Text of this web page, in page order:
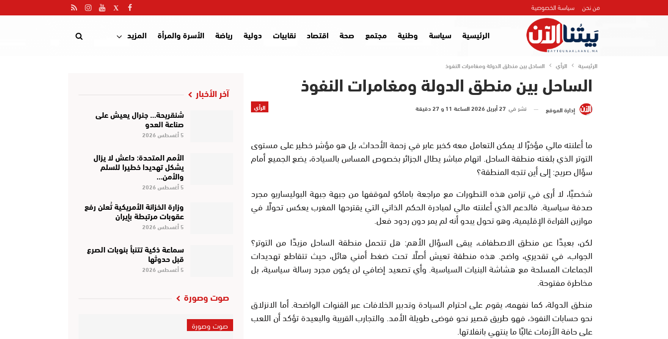
من نحن سياسة الخصوصية
الرئيسية سياسة وطنية مجتمع صحة اقتصاد نقابيات دولية رياضة الأسرة والمرأة المزيد
الرئيسية الرأي الساحل بين منطق الدولة ومغامرات النفوذ
الساحل بين منطق الدولة ومغامرات النفوذ
الرأي إدارة الموقع نشر في 27 أبريل 2026 الساعة 11 و 27 دقيقة
ما أعلنته مالي مؤخرًا لا يمكن التعامل معه كخبر عابر في زحمة الأحداث، بل هو مؤشر خطير على مستوى
التوتر الذي بلغته منطقة الساحل. اتهام مباشر يطال الجزائر بخصوص المساس بالسيادة، يضع الجميع أمام
سؤال صريح: إلى أين تتجه المنطقة؟
شخصيًا، لا أرى في تزامن هذه التطورات مع مراجعة باماكو لموقفها من جبهة جبهة البوليساريو مجرد
صدفة سياسية. فالدعم الذي أعلنته مالي لمبادرة الحكم الذاتي التي يقترحها المغرب يعكس تحولًا في
موازين القراءة الإقليمية، وهو تحول يبدو أنه لم يمر دون ردود فعل.
لكن، بعيدًا عن منطق الاصطفاف، يبقى السؤال الأهم: هل تتحمل منطقة الساحل مزيدًا من التوتر؟
الجواب، في تقديري، واضح. هذه منطقة تعيش أصلًا تحت ضغط أمني هائل، حيث تتقاطع تهديدات
الجماعات المسلحة مع هشاشة البنيات السياسية. وأي تصعيد إضافي لن يكون مجرد رسالة سياسية، بل
مخاطرة مفتوحة.
منطق الدولة، كما نفهمه، يقوم على احترام السيادة وتدبير الخلافات عبر القنوات الواضحة. أما الانزلاق
نحو حسابات النفوذ، فهو طريق قصير نحو فوضى طويلة الأمد. والتجارب القريبة والبعيدة تؤكد أن اللعب
على حافة الأزمات غالبًا ما ينتهي بانفلاتها.
آخر الأخبار
شنقريحة… جنرال يعيش على
صناعة العدو
5 أغسطس 2026
الأمم المتحدة: داعش لا يزال
يشكل تهديدا خطيرا للسلم
والأمن…
5 أغسطس 2026
وزارة الخزانة الأمريكية تُعلن رفع
عقوبات مرتبطة بإيران
5 أغسطس 2026
سماعة ذكية تتنبأ بنوبات الصرع
قبل حدوثها
5 أغسطس 2026
صوت وصورة
صوت وصورة